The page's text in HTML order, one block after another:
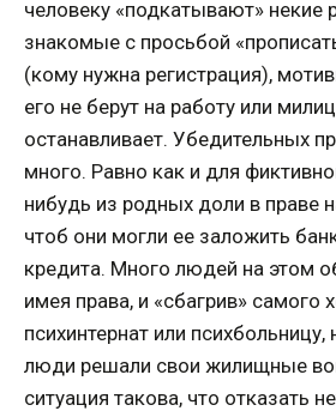
человеку «подкатывают» некие
знакомые с просьбой
(кому нужна регистрация),
его не берут на работу или
останавливает. Убедительных
много. Равно как и для
нибудь из родных доли в праве
чтоб они могли ее заложить
кредита. Много людей на этом
имея права, и «сбагрив» самого
психинтернат или психбольницу,
люди решали свои жилищные
ситуация такова, что отказать